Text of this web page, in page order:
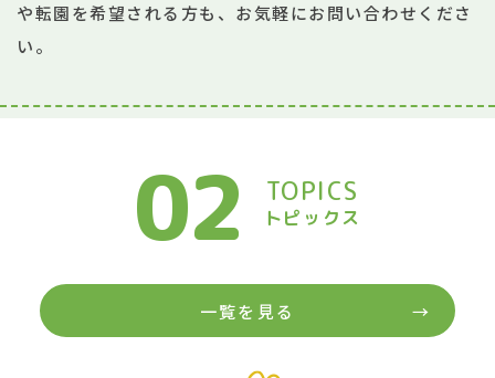
や転園を希望される方も、お気軽にお問い合わせくださ
い。
02 TOPICS
トピックス
一覧を見る →